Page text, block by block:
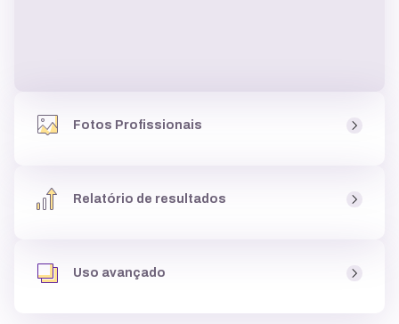
Fotos Profissionais
uma biblioteca de imagens, com milhares de
gratuitas
Relatório de resultados
páginas mais visitadas
entender se o site está
e ainda tem
Uso avançado